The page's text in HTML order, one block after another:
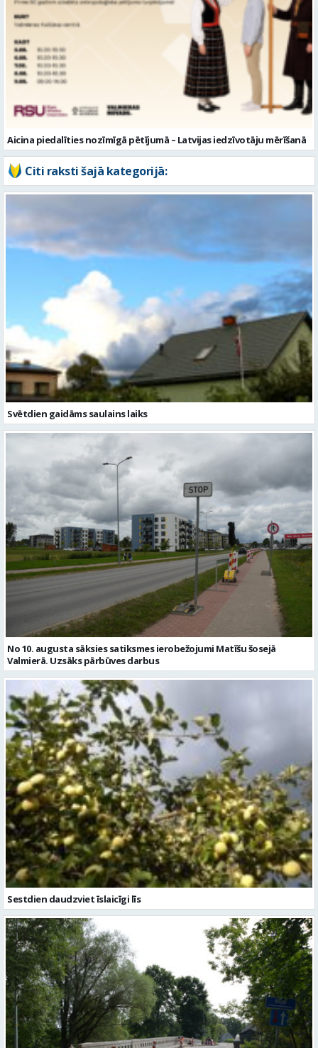
Aicina piedalīties nozīmīgā pētījumā – Latvijas iedzīvotāju mērīšanā
Citi raksti šajā kategorijā:
Svētdien gaidāms saulains laiks
No 10. augusta sāksies satiksmes ierobežojumi Matīšu šosejā
Valmierā. Uzsāks pārbūves darbus
Sestdien daudzviet īslaicīgi līs